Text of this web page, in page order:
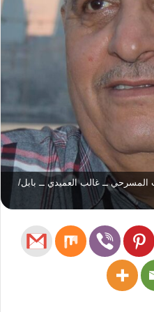
ــ غالب العميدي ــ بابل/